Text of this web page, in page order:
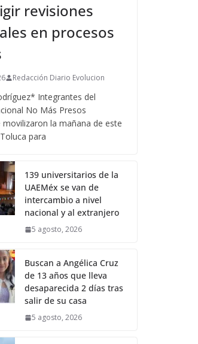
revisiones
en procesos
Redacción Diario Evolucion
Integrantes del
No Más Presos
movilizaron la mañana de este
para
139 universitarios de la
UAEMéx se van de
intercambio a nivel
nacional y al extranjero
5 agosto, 2026
Buscan a Angélica Cruz
de 13 años que lleva
desaparecida 2 días tras
salir de su casa
5 agosto, 2026